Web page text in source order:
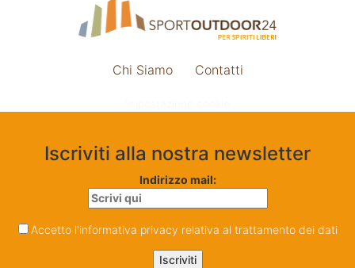
Chi Siamo Contatti
Iscriviti alla nostra newsletter
Indirizzo mail:
Accetto l'informativa privacy relativa al trattamento dei dati